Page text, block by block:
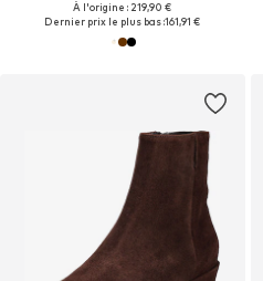
À l'origine : 219,90 €
Dernier prix le plus bas :161,91 €